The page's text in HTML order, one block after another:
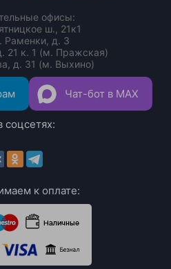
офисы:
ш., 21к1
Раменки, д. 3
21 к. 1 (м. Пражская)
д. 31 (м. Выхино)
Чат-бот в MAX
соцсетях:
к оплате: